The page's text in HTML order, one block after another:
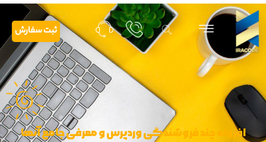
ثبت سفارش
افزونه چند فروشندگی وردپرس و معرفی جامع آنها